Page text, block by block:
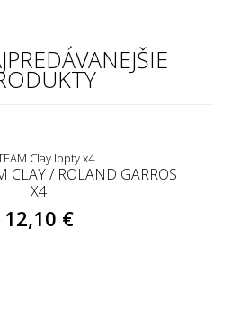
CLAY / ROLAND GARROS
X4
12,10 €